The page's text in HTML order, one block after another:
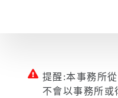
提醒:本事務所
不會以事務所或